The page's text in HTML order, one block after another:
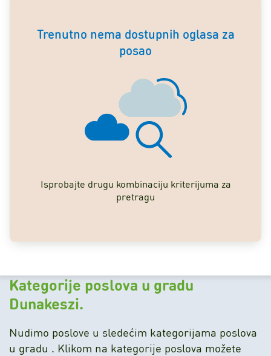
Trenutno nema dostupnih oglasa za
posao
Isprobajte drugu kombinaciju kriterijuma za
pretragu
Kategorije poslova u gradu
Dunakeszi.
Nudimo poslove u sledećim kategorijama poslova
u gradu . Klikom na kategorije poslova možete